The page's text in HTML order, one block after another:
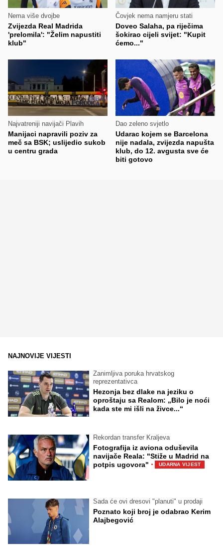
Nema više dvojbe
Zvijezda Real Madrida
'prelomila': "Želim napustiti
klub"
Čovjek nema namjeru stati
Doveo Salaha, pa riječima
šokirao cijeli svijet: "Kupit
ćemo..."
Najvatreniji navijači Plavih
Manijaci napravili poziv za
meč sa BSK; uslijedio sukob
u centru grada
Dao zeleno svjetlo
Udarac kojem se Barcelona
nije nadala, zvijezda napušta
klub, do 12. avgusta sve će
biti gotovo
NAJNOVIJE VIJESTI
Zanimljiva poruka hrvatskog
reprezentativca
Hezonja bez dlake na jeziku o
oproštaju sa Realom: „Bilo je noći
kada ste mi išli na živce...“
Rekordan transfer Kraljeva
Fotografija iz aviona oduševila
navijače Reala: "Stiže u Madrid na
potpis ugovora" · UDARNA VIJEST
Sada će ovi dresovi "planuti" u prodaji
Poznato koji broj je odabrao Kerim
Alajbegović